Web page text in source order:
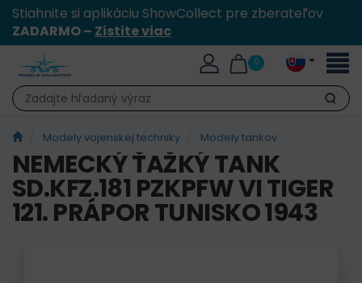
Stiahnite si aplikáciu ShowCollect pre zberateľov
ZADARMO – Zistite viac
0
Hľadať
Modely vojenskej techniky Modely tankov
NEMECKÝ ŤAŽKÝ TANK
SD.KFZ.181 PZKPFW VI TIGER
121. PRÁPOR TUNISKO 1943